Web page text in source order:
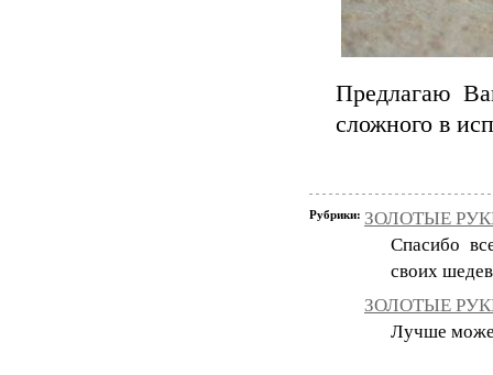
Предлагаю
сложного в
Рубрики: ЗОЛОТЫЕ
Спасибо
своих
ЗОЛОТЫЕ
Лучше